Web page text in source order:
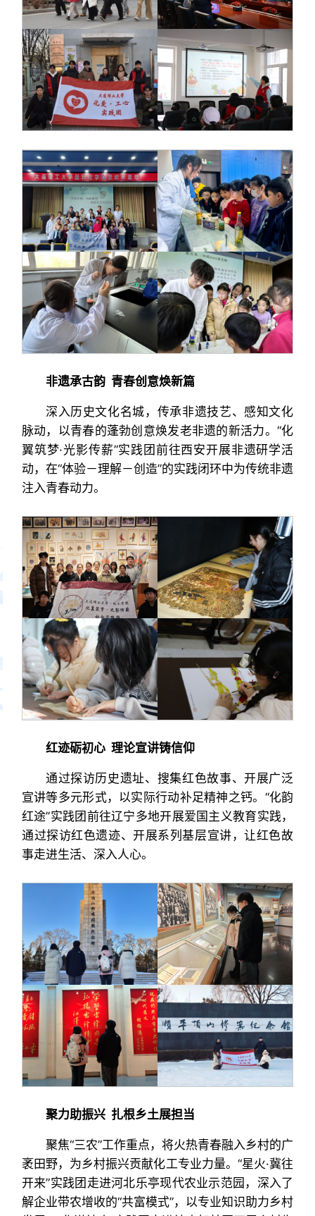
非遗承古韵 青春创意焕新篇
深入历史文化名城，传承非遗技艺、感知文化
脉动，以青春的蓬勃创意焕发老非遗的新活力。“化
翼筑梦·光影传薪”实践团前往西安开展非遗研学活
动，在“体验－理解－创造”的实践闭环中为传统非遗
注入青春动力。
红迹砺初心 理论宣讲铸信仰
通过探访历史遗址、搜集红色故事、开展广泛
宣讲等多元形式，以实际行动补足精神之钙。“化韵
红途”实践团前往辽宁多地开展爱国主义教育实践，
通过探访红色遗迹、开展系列基层宣讲，让红色故
事走进生活、深入人心。
聚力助振兴 扎根乡土展担当
聚焦“三农”工作重点，将火热青春融入乡村的广
袤田野，为乡村振兴贡献化工专业力量。“星火·冀往
开来”实践团走进河北乐亭现代农业示范园，深入了
解企业带农增收的“共富模式”，以专业知识助力乡村